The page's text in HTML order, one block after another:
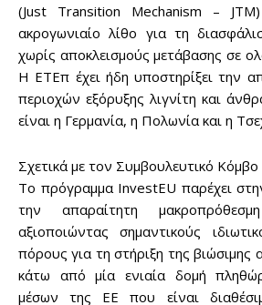
(Just Transition Mechanism –
ακρογωνιαίο λίθο για τη
χωρίς αποκλεισμούς μετάβασης σε
Η ΕΤΕπ έχει ήδη υποστηρίξει την
περιοχών εξόρυξης λιγνίτη και
είναι η Γερμανία, η Πολωνία και η
Σχετικά με τον Συμβουλευτικό
Το πρόγραμμα InvestEU παρέχει
την απαραίτητη
αξιοποιώντας σημαντικούς
πόρους για τη στήριξη της βιώσιμης
κάτω από μία ενιαία δομή
μέσων της ΕΕ που είναι